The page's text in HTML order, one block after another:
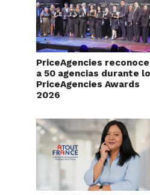
PriceAgencies reconoce
a 50 agencias durante
PriceAgencies Awards
2026